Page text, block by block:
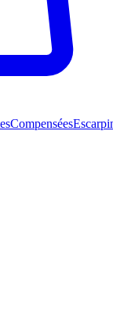
Compensées